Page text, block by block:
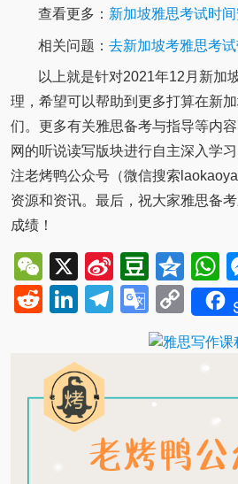
查看更多： 新加坡雅思考试时
相关问题： 去新加坡考雅思考
以上就是针对2021年12月新加
理，希望可以帮助到更多打算在新
们。更多有关雅思备考与指导等内
网的听说读写版块进行自主深入学
注老烤鸭公众号（微信搜索
资源和资讯。最后，祝大家雅思备
成绩！
WeChat
X
Sina
Weibo
RedditLinkedIn
Telegram
Link